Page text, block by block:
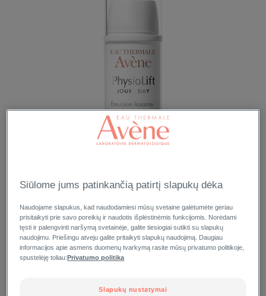
Siūlome jums patinkančią patirtį slapukų dėka
Naudojame slapukus, kad naudodamiesi mūsų svetaine galėtumėte geriau
prisitaikyti prie savo poreikių ir naudotis išplėstinėmis funkcijomis. Norėdami
tęsti ir palengvinti naršymą svetainėje, galite tiesiogiai sutikti su slapukų
naudojimu. Priešingu atveju galite pritaikyti slapukų naudojimą. Daugiau
informacijos apie asmens duomenų tvarkymą rasite mūsų privatumo politikoje,
spustelėję toliau:Privatumo politika
Slapukų nustatymai